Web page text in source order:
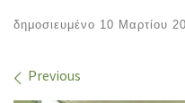
δημοσιευμένο 10 Μαρτίου
Images
Previous